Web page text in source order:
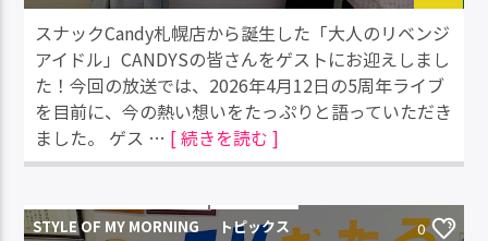
スナックCandy札幌店から誕生した「大人のリベンジ
アイドル」CANDYSの皆さんをゲストにお迎えしまし
た！今回の放送では、2026年4月12日の5周年ライブ
を目前に、今の熱い想いをたっぷりと語っていただき
ました。 ゲス … [ 続きを読む ]
STYLE OF MY MORNING トピックス 0